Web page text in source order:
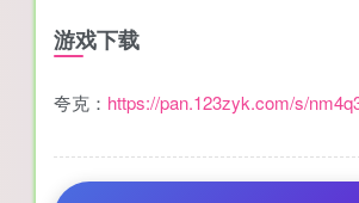
游戏下载
夸克： https://pan.123zyk.com/s/